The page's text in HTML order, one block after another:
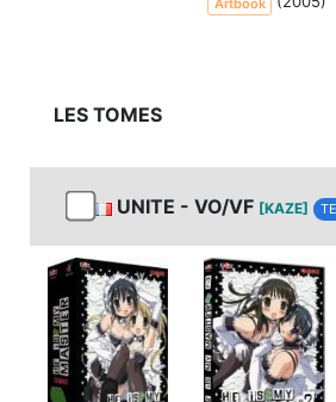
LES TOMES
UNITE - VO/VF [KAZE]